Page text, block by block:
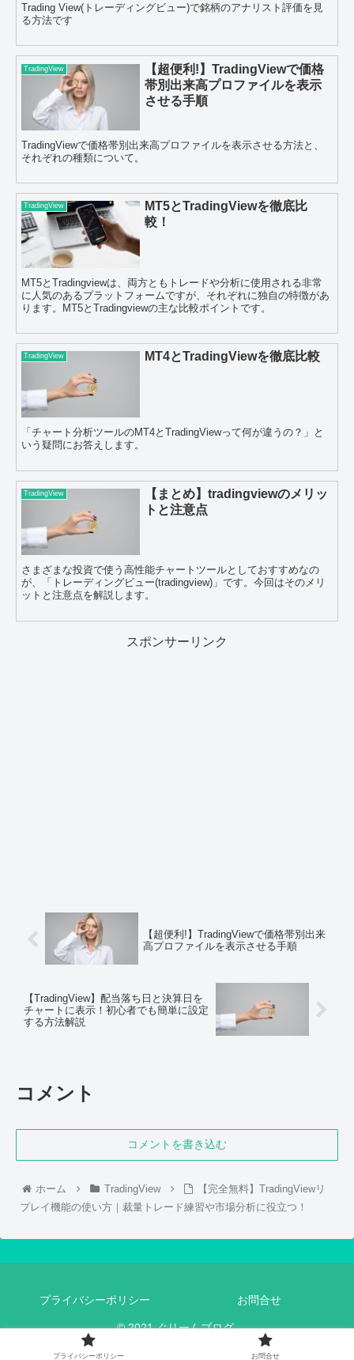
Trading View(トレーディングビュー)で銘柄のアナリスト評価を見
る方法です
TradingView
【超便利!】TradingViewで価格
帯別出来高プロファイルを表示
させる手順
TradingViewで価格帯別出来高プロファイルを表示させる方法と、
それぞれの種類について。
TradingView
MT5とTradingViewを徹底比
較！
MT5とTradingviewは、両方ともトレードや分析に使用される非常
に人気のあるプラットフォームですが、それぞれに独自の特徴があ
ります。MT5とTradingviewの主な比較ポイントです。
TradingView MT4とTradingViewを徹底比較
「チャート分析ツールのMT4とTradingViewって何が違うの？」と
いう疑問にお答えします。
TradingView
【まとめ】tradingviewのメリッ
トと注意点
さまざまな投資で使う高性能チャートツールとしておすすめなの
が、「トレーディングビュー(tradingview)」です。今回はそのメリ
ットと注意点を解説します。
スポンサーリンク
【超便利!】TradingViewで価格帯別出来
高プロファイルを表示させる手順
【TradingView】配当落ち日と決算日を
チャートに表示！初心者でも簡単に設定
する方法解説
コメント
コメントを書き込む
ホーム TradingView
【完全無料】TradingViewリ
プレイ機能の使い方｜裁量トレード練習や市場分析に役立つ！
プライバシーポリシー お問合せ
© 2021 ぐりーんブログ.
プライバシーポリシー お問合せ